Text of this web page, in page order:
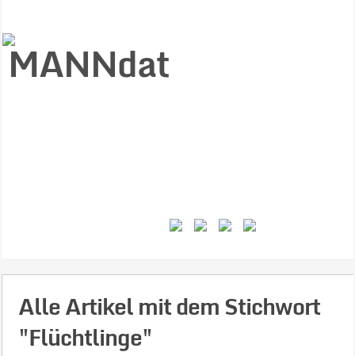
Alle Artikel mit dem Stichwort
"Flüchtlinge"